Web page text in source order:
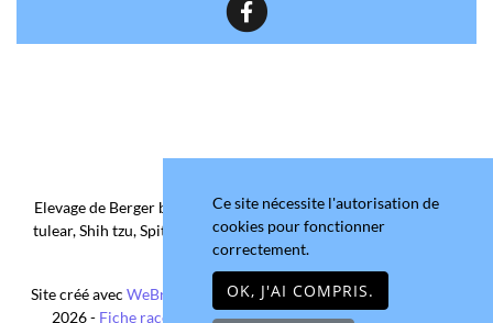
Elevage de Berger belge, Chihuahua Poil Court/Long, Coton de
tulear, Shih tzu, Spitz allemand et Yorkshire terrier depuis 2006
situé en Maine-et-Loire
Site créé avec WeBreed
- Copyright© Domaine de la Chantelaie
2026 - Fiche race Chihuahua Poil Long-Mentions légales
Ce site nécessite l'autorisation de
cookies pour fonctionner
correctement.
OK, J'AI COMPRIS.